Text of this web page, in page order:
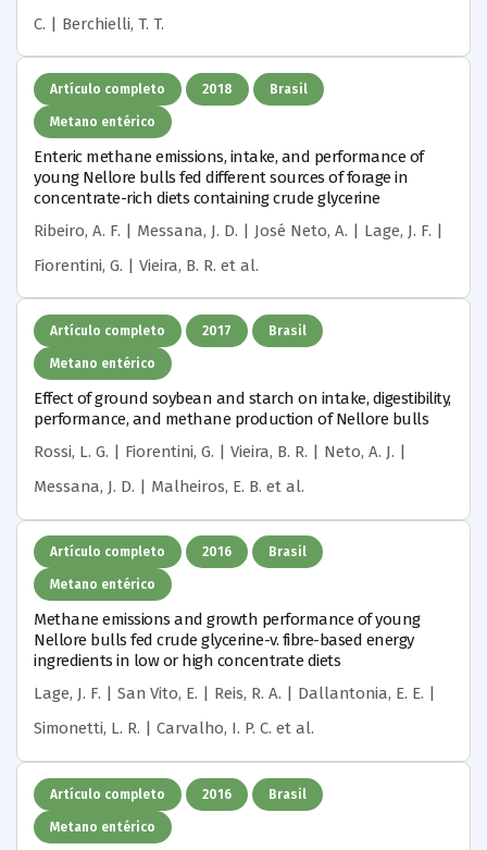
C. | Berchielli, T. T.
Artículo completo 2018 Brasil
Metano entérico
Enteric methane emissions, intake, and performance of
young Nellore bulls fed different sources of forage in
concentrate-rich diets containing crude glycerine
Ribeiro, A. F. | Messana, J. D. | José Neto, A. | Lage, J. F. |
Fiorentini, G. | Vieira, B. R. et al.
Artículo completo 2017 Brasil
Metano entérico
Effect of ground soybean and starch on intake, digestibility,
performance, and methane production of Nellore bulls
Rossi, L. G. | Fiorentini, G. | Vieira, B. R. | Neto, A. J. |
Messana, J. D. | Malheiros, E. B. et al.
Artículo completo 2016 Brasil
Metano entérico
Methane emissions and growth performance of young
Nellore bulls fed crude glycerine-v. fibre-based energy
ingredients in low or high concentrate diets
Lage, J. F. | San Vito, E. | Reis, R. A. | Dallantonia, E. E. |
Simonetti, L. R. | Carvalho, I. P. C. et al.
Artículo completo 2016 Brasil
Metano entérico